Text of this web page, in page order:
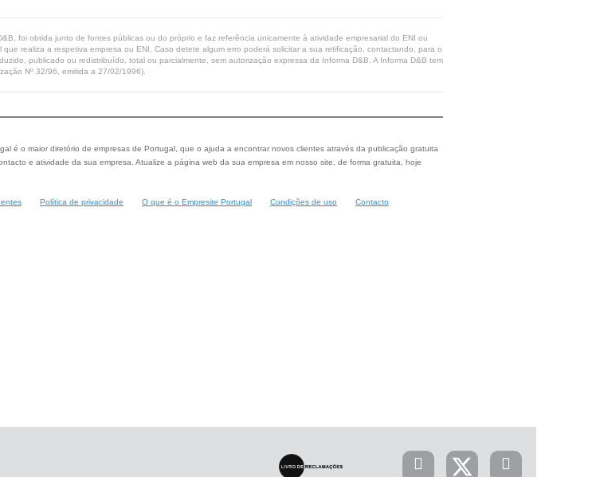
foi obtida junto de fontes públicas ou do próprio e faz referência unicamente à atividade empresarial do ENI ou
realiza a respetiva empresa ou ENI. Caso detete algum erro poderá solicitar a sua retificação, contactando, para o
publicado ou redistribuído, total ou parcialmente, sem autorização expressa da Informa D&B. A Informa D&B tem
Nº 32/96, emitida a 27/02/1996).
é o maior diretório de empresas de Portugal, que o ajuda a encontrar novos clientes através da publicação gratuita
e atividade da sua empresa. Atualize a página web da sua empresa em nosso site, de forma gratuita, hoje
Política de privacidade O que é o Empresite Portugal Condições de uso Contacto